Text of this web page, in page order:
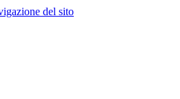
del sito